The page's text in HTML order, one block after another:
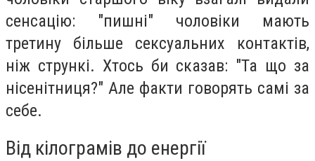
сенсацію: "пишні" чоловіки мають
третину більше сексуальних контактів,
ніж стрункі. Хтось би сказав: "Та що за
нісенітниця?" Але факти говорять самі за
себе.
Від кілограмів до енергії